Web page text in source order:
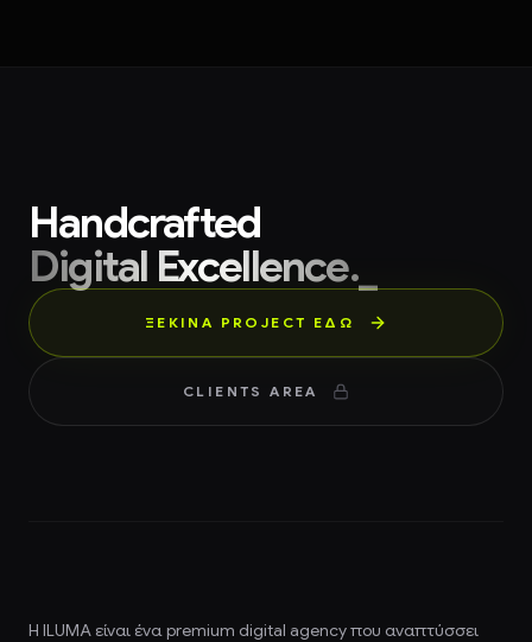
Handcrafted
Digital Excellence._
ΞΕΚΙΝΑ PROJECT ΕΔΏ
CLIENTS AREA
Η ILUMA είναι ένα premium digital agencyπου αναπτύσσει